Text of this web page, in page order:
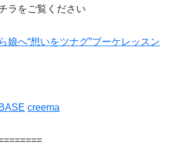
ラをご覧ください
娘へ“想いをツナグ”ブーケレッスン
creema